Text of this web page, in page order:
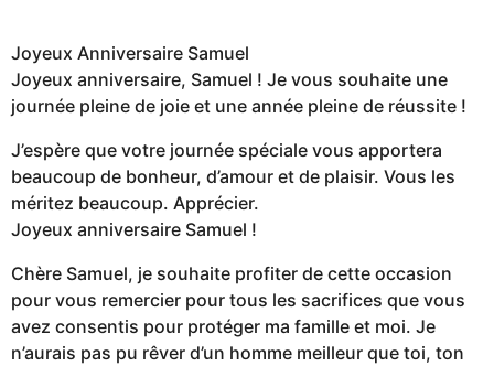
Joyeux Anniversaire Samuel
Joyeux anniversaire, Samuel ! Je vous souhaite une
journée pleine de joie et une année pleine de réussite !
J’espère que votre journée spéciale vous apportera
beaucoup de bonheur, d’amour et de plaisir. Vous les
méritez beaucoup. Apprécier.
Joyeux anniversaire Samuel !
Chère Samuel, je souhaite profiter de cette occasion
pour vous remercier pour tous les sacrifices que vous
avez consentis pour protéger ma famille et moi. Je
n’aurais pas pu rêver d’un homme meilleur que toi, ton